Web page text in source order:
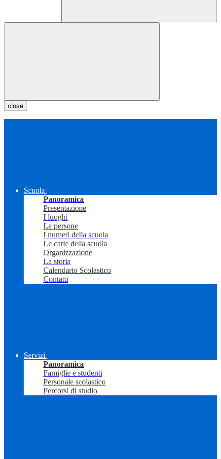
close
Scuola
Panoramica
Presentazione
I luoghi
Le persone
I numeri della scuola
Le carte della scuola
Organizzazione
La storia
Calendario Scolastico
Contatti
Servizi
Panoramica
Famiglie e studenti
Personale scolastico
Percorsi di studio